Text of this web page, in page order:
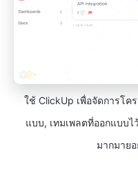
ใช้ ClickUp เพื่อจัดการโค
แบบ, เทมเพลตที่ออกแบบ
มากมาย